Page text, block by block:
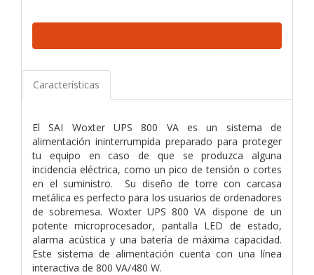
Características
El SAI Woxter UPS 800 VA es un sistema de
alimentación ininterrumpida preparado para proteger
tu equipo en caso de que se produzca alguna
incidencia eléctrica, como un pico de tensión o cortes
en el suministro. Su diseño de torre con carcasa
metálica es perfecto para los usuarios de ordenadores
de sobremesa. Woxter UPS 800 VA dispone de un
potente microprocesador, pantalla LED de estado,
alarma acústica y una batería de máxima capacidad.
Este sistema de alimentación cuenta con una línea
interactiva de 800 VA/480 W.